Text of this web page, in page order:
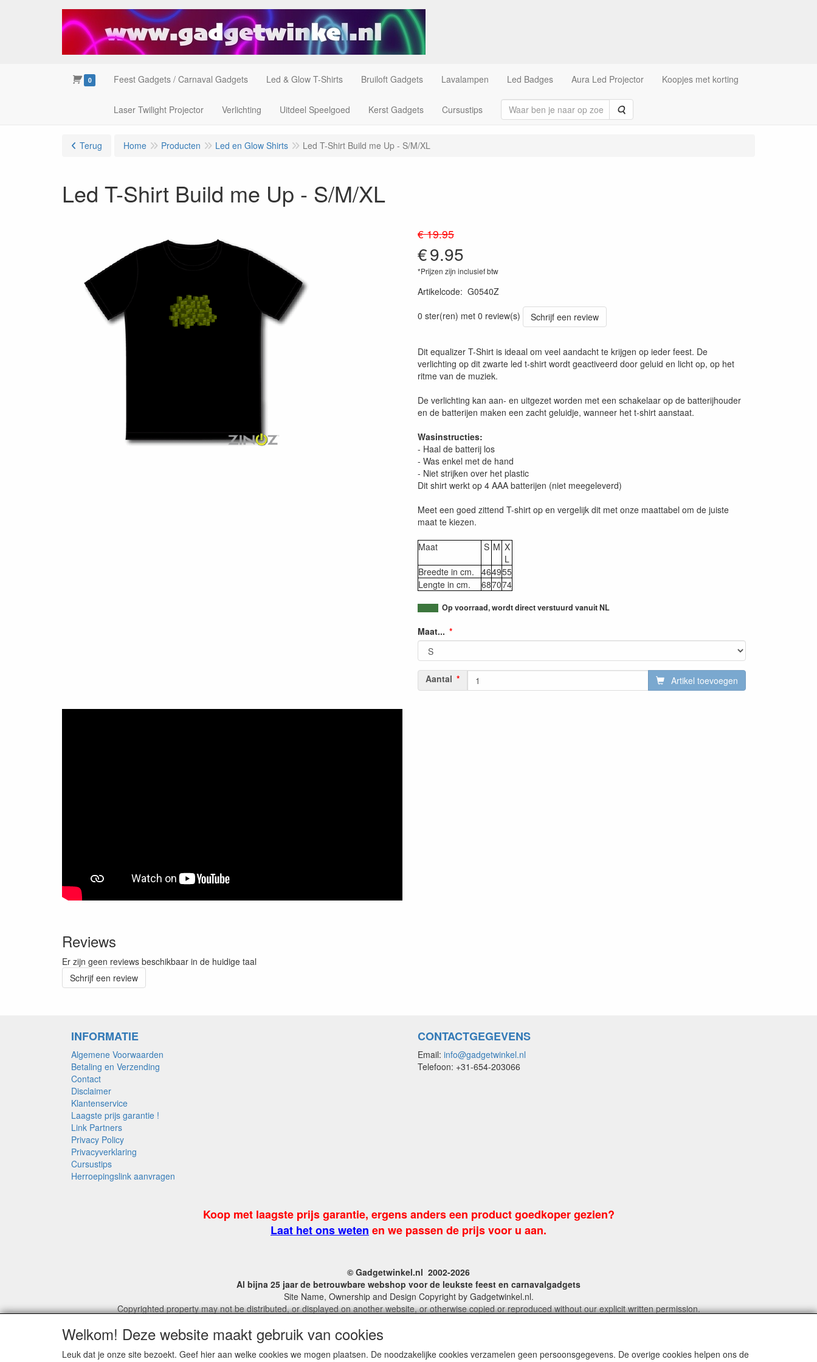
0 Feest Gadgets / Carnaval Gadgets Led & Glow T-Shirts Bruiloft Gadgets Lavalampen Led Badges Aura Led Projector Koopjes met korting
Laser Twilight Projector Verlichting Uitdeel Speelgoed Kerst Gadgets Cursustips Zoeken
Terug Home Producten Led en Glow Shirts Led T-Shirt Build me Up - S/M/XL
Led T-Shirt Build me Up - S/M/XL
€ 19.95
€9.95
*Prijzen zijn inclusief btw
Artikelcode: G0540Z
0 ster(ren) met 0 review(s)
Schrijf een review
Dit equalizer T-Shirt is ideaal om veel aandacht te krijgen op ieder feest. De
verlichting op dit zwarte led t-shirt wordt geactiveerd door geluid en licht op, op het
ritme van de muziek.
De verlichting kan aan- en uitgezet worden met een schakelaar op de batterijhouder
en de batterijen maken een zacht geluidje, wanneer het t-shirt aanstaat.
Wasinstructies:
- Haal de batterij los
- Was enkel met de hand
- Niet strijken over het plastic
Dit shirt werkt op 4 AAA batterijen (niet meegeleverd)
Meet een goed zittend T-shirt op en vergelijk dit met onze maattabel om de juiste
maat te kiezen.
Maat S M X
L
Breedte in cm.
464955
Lengte in cm.
687074
Op voorraad, wordt direct verstuurd vanuit NL
Maat...
Aantal Artikel toevoegen
Reviews
Er zijn geen reviews beschikbaar in de huidige taal
Schrijf een review
INFORMATIE
Algemene Voorwaarden
Betaling en Verzending
Contact
Disclaimer
Klantenservice
Laagste prijs garantie !
Link Partners
Privacy Policy
Privacyverklaring
Cursustips
Herroepingslink aanvragen
CONTACTGEGEVENS
Email: info@gadgetwinkel.nl
Telefoon: +31-654-203066
Koop met laagste prijs garantie, ergens anders een product goedkoper gezien?
Laat het ons weten en we passen de prijs voor u aan.
© Gadgetwinkel.nl 2002-2026
Al bijna 25 jaar de betrouwbare webshop voor de leukste feest en carnavalgadgets
Site Name, Ownership and Design Copyright by Gadgetwinkel.nl.
Copyrighted property may not be distributed, or displayed on another website, or otherwise copied or reproduced without our explicit written permission.
KvK No. 14060358
Welkom! Deze website maakt gebruik van cookies
Leuk dat je onze site bezoekt. Geef hier aan welke cookies we mogen plaatsen. De noodzakelijke cookies verzamelen geen persoonsgegevens. De overige cookies helpen ons de